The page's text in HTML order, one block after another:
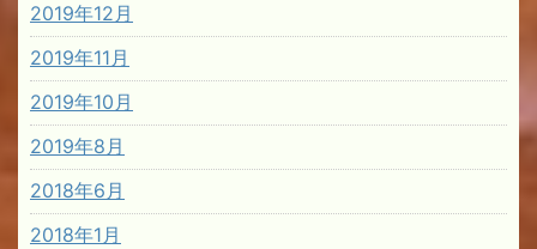
2019年12月
2019年11月
2019年10月
2019年8月
2018年6月
2018年1月